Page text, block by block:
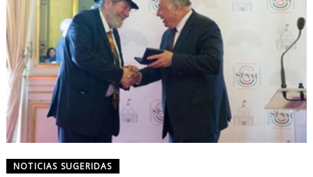
NOTICIAS SUGERIDAS